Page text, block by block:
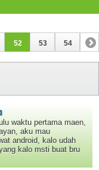
52 53 54
waktu pertama maen,
aku mau
android, kalo udah
kalo msti buat bru